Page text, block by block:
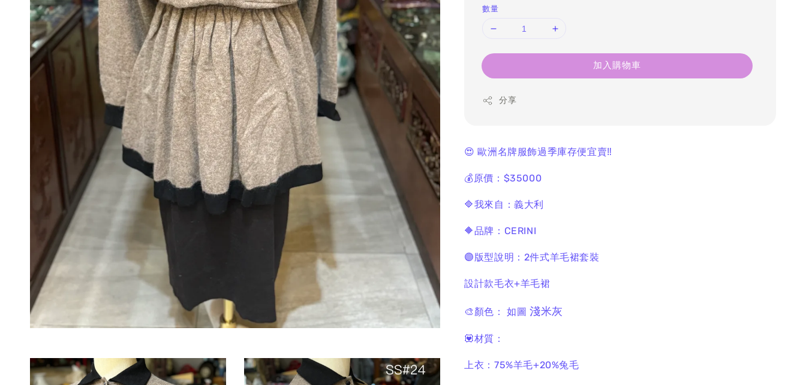
數量
加入購物車
分享
😍 歐洲名牌服飾過季庫存便宜賣‼️
💰原價：$35000
🔷我來自：義大利
🔶品牌：CERINI
🟣版型說明：2件式羊毛裙套裝
設計款毛衣+羊毛裙
🎨顏色： 如圖 淺米灰
💟材質：
上衣：75%羊毛+20%兔毛